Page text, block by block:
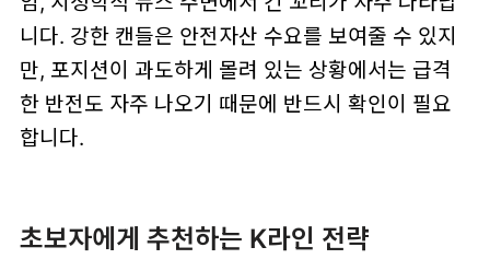
니다. 강한 캔들은 안전자산 수요를 보여줄 수 있지
만, 포지션이 과도하게 몰려 있는 상황에서는 급격
한 반전도 자주 나오기 때문에 반드시 확인이 필요
합니다.
초보자에게 추천하는 K라인 전략